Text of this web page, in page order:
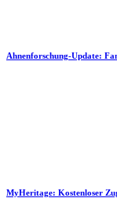
Ahnenforschung-Update:
MyHeritage: Kostenloser